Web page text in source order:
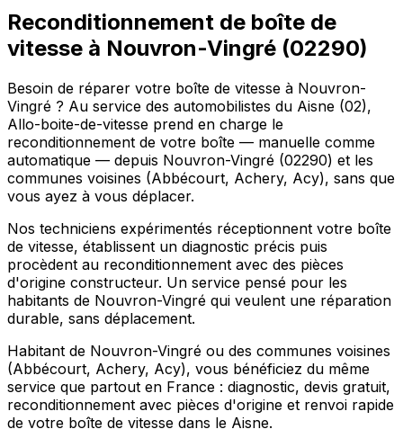
Reconditionnement de boîte de
vitesse à Nouvron-Vingré (02290)
Besoin de réparer votre boîte de vitesse à Nouvron-
Vingré ? Au service des automobilistes du Aisne (02),
Allo-boite-de-vitesse prend en charge le
reconditionnement de votre boîte — manuelle comme
automatique — depuis Nouvron-Vingré (02290) et les
communes voisines (Abbécourt, Achery, Acy), sans que
vous ayez à vous déplacer.
Nos techniciens expérimentés réceptionnent votre boîte
de vitesse, établissent un diagnostic précis puis
procèdent au reconditionnement avec des pièces
d'origine constructeur. Un service pensé pour les
habitants de Nouvron-Vingré qui veulent une réparation
durable, sans déplacement.
Habitant de Nouvron-Vingré ou des communes voisines
(Abbécourt, Achery, Acy), vous bénéficiez du même
service que partout en France : diagnostic, devis gratuit,
reconditionnement avec pièces d'origine et renvoi rapide
de votre boîte de vitesse dans le Aisne.